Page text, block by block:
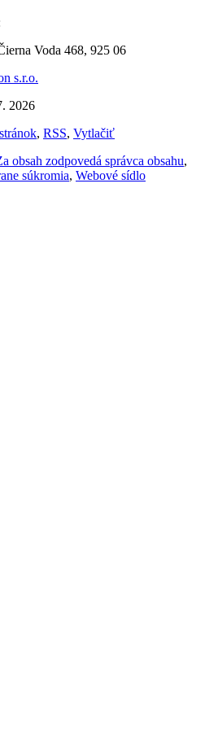
Voda 468, 925 06
s.r.o.
2026
, RSS, Vytlačiť
obsah zodpovedá správca obsahu,
súkromia, Webové sídlo